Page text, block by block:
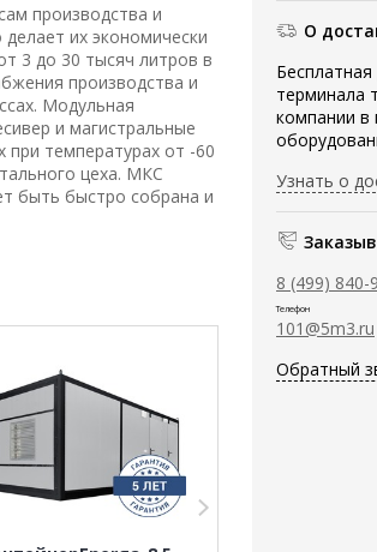
О
терминала
компании в
Узнать о
8 (499) 840-
Телефон
101@5m3.ru
Обратный
производства и
их экономически
3 до 30 тысяч литров в
производства и
Модульная
и магистральные
температурах от -60
цеха. МКС
быть быстро собрана и